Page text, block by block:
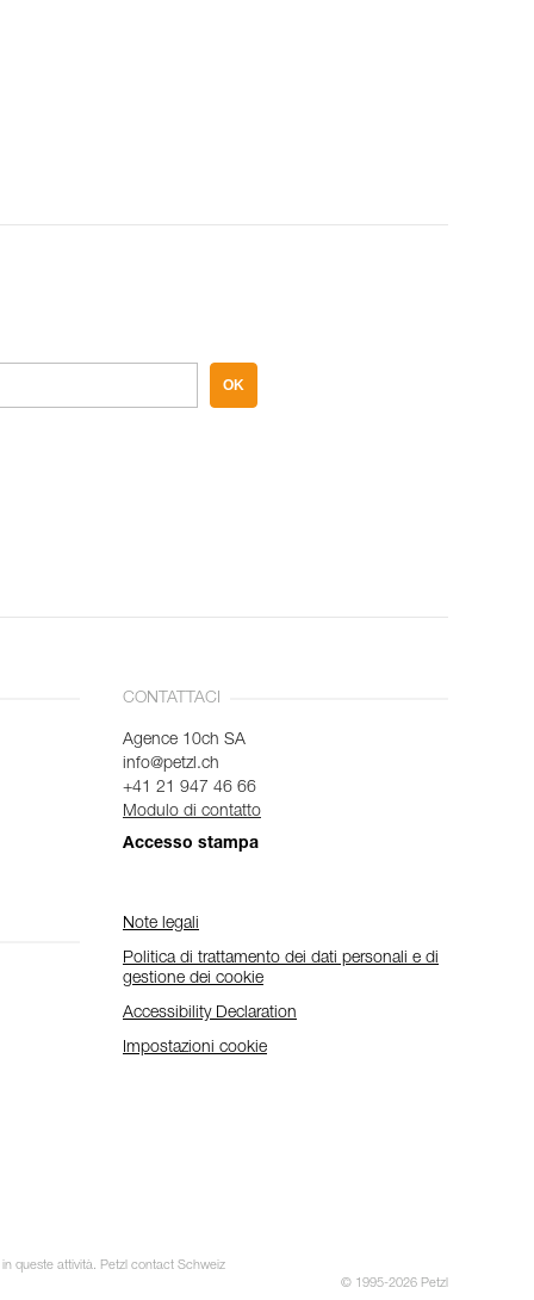
OK
CONTATTACI
Agence 10ch SA
info@petzl.ch
+41 21 947 46 66
Modulo di contatto
Accesso stampa
Note legali
Politica di trattamento dei dati personali e di
gestione dei cookie
Accessibility Declaration
Impostazioni cookie
queste attività. Petzl contact Schweiz
© 1995-2026 Petzl